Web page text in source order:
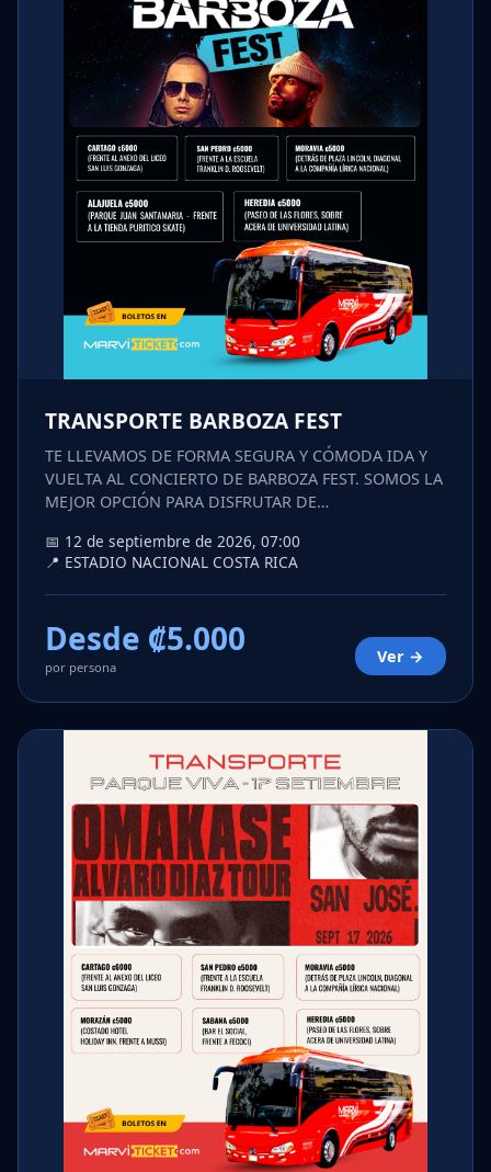
TRANSPORTE BARBOZA FEST
TE LLEVAMOS DE FORMA SEGURA Y CÓMODA IDA Y
VUELTA AL CONCIERTO DE BARBOZA FEST. SOMOS LA
MEJOR OPCIÓN PARA DISFRUTAR DE…
📅 12 de septiembre de 2026, 07:00
📍 ESTADIO NACIONAL COSTA RICA
Desde ₡5.000
por persona
Ver →